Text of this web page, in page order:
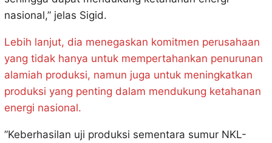
nasional,” jelas Sigid.
Lebih lanjut, dia menegaskan komitmen perusahaan
yang tidak hanya untuk mempertahankan penurunan
alamiah produksi, namun juga untuk meningkatkan
produksi yang penting dalam mendukung ketahanan
energi nasional.
”Keberhasilan uji produksi sementara sumur NKL-